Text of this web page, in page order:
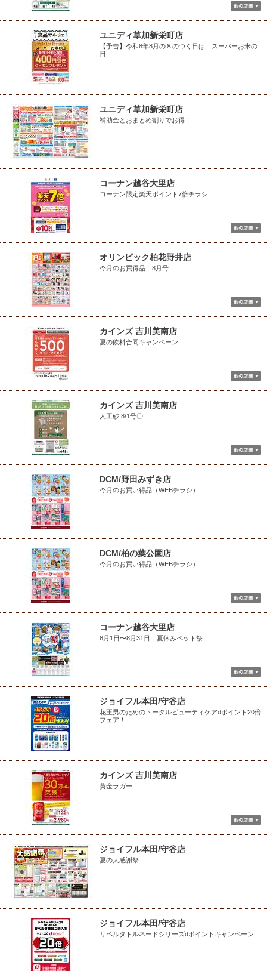
ユニディ草加新栄町店
【予告】令和8年8月の８のつく日は スーパーお米の
日
ユニディ草加新栄町店
補助金とおまとめ割りでお得！
コーナン越谷大里店
コーナン限定楽天ポイント7倍チラシ
オリンピック柏花野井店
今月のお買得品 8月号
カインズ 吉川美南店
夏の飲料合同キャンペーン
カインズ 吉川美南店
人工砂 8/1号〇
DCM/野田みずき店
今月のお買い得品（WEBチラシ）
DCM/柏の葉公園店
今月のお買い得品（WEBチラシ）
コーナン越谷大里店
8月1日〜8月31日 夏休みペット祭
ジョイフル本田/守谷店
花王男のためのトータルビューティケアdポイント20倍
フェア！
カインズ 吉川美南店
黄金ラガー
ジョイフル本田/守谷店
夏の大感謝祭
ジョイフル本田/守谷店
リベルタトルネードシリーズdポイントキャンペーン